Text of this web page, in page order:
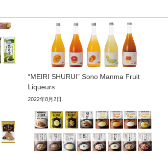
“MEIRI SHURUI” Sono Manma Fruit
Liqueurs
2022年8月2日